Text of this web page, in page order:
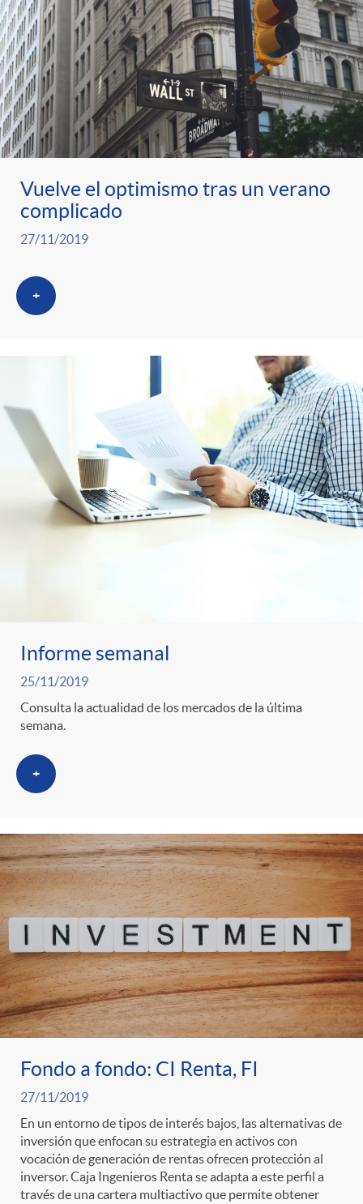
Vuelve el optimismo tras un verano
complicado
27/11/2019
+
Informe semanal
25/11/2019
Consulta la actualidad de los mercados de la última
semana.
+
Fondo a fondo: CI Renta, FI
27/11/2019
En un entorno de tipos de interés bajos, las alternativas de
inversión que enfocan su estrategia en activos con
vocación de generación de rentas ofrecen protección al
inversor. Caja Ingenieros Renta se adapta a este perfil a
través de una cartera multiactivo que permite obtener